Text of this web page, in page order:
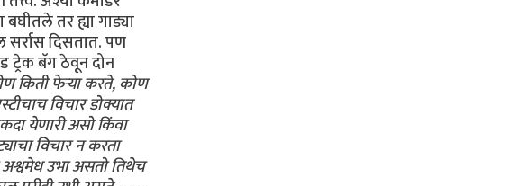
तर ह्या गाड्या
सर्रास दिसतात. पण
ट्रेक बॅग ठेवून दोन
किती फेर्‍या करते, कोण
विचार डोक्यात
येणारी असो किंवा
विचार न करता
उभा असतो तिथेच